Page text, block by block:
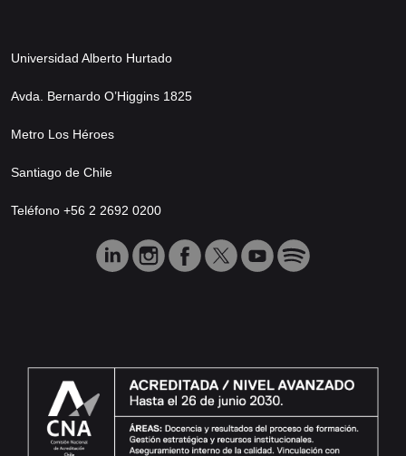
Universidad Alberto Hurtado
Avda. Bernardo O’Higgins 1825
Metro Los Héroes
Santiago de Chile
Teléfono +56 2 2692 0200